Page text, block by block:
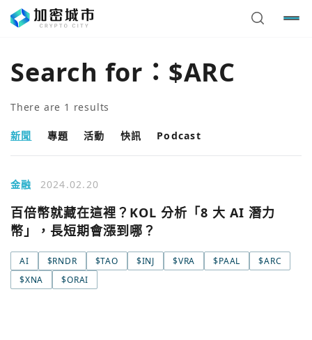
Search for： $ARC
There are 1 results
新聞 專題 活動 快訊 Podcast
金融 2024.02.20
百倍幣就藏在這裡？KOL 分析「8 大 AI 潛力
幣」，長短期會漲到哪？
AI $RNDR $TAO $INJ $VRA $PAAL
$ARC
$XNA
$ORAI